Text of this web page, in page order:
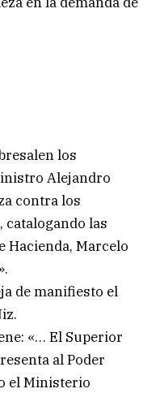
los
Alejandro
contra los
catalogando las
Hacienda, Marcelo
de manifiesto el
«… El Superior
al Poder
el Ministerio